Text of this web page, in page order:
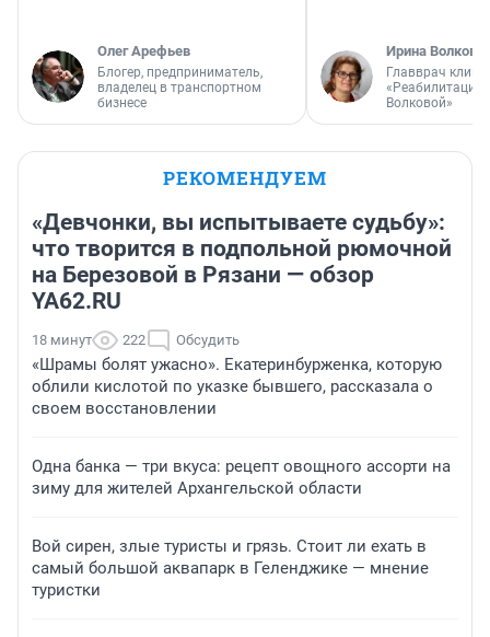
Олег Арефьев
Блогер, предприниматель,
владелец в транспортном
бизнесе
Ирина Волкова
Главврач
«Реабилитация
Волковой»
РЕКОМЕНДУЕМ
«Девчонки, вы испытываете судьбу»:
что творится в подпольной рюмочной
на Березовой в Рязани — обзор
YA62.RU
18 минут 222 Обсудить
«Шрамы болят ужасно». Екатеринбурженка, которую
облили кислотой по указке бывшего, рассказала о
своем восстановлении
Одна банка — три вкуса: рецепт овощного ассорти на
зиму для жителей Архангельской области
Вой сирен, злые туристы и грязь. Стоит ли ехать в
самый большой аквапарк в Геленджике — мнение
туристки